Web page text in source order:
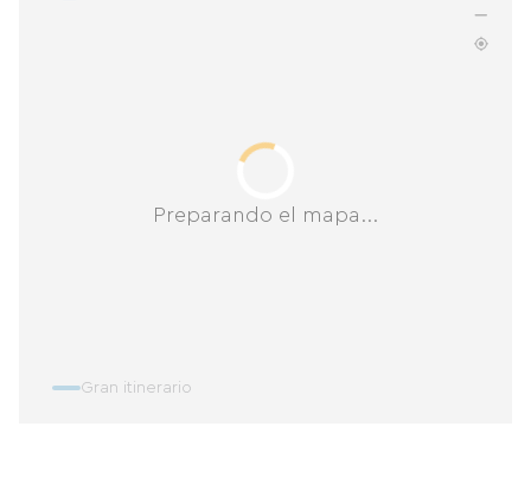
Preparando el mapa...
Gran itinerario